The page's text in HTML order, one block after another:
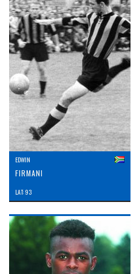
EDWIN
FIRMANI
LAT: 93